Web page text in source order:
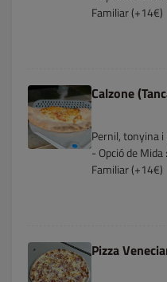
Familiar (+14€)
Calzone
Pernil, tonyina i
- Opció de
Familiar (+14€)
Pizza